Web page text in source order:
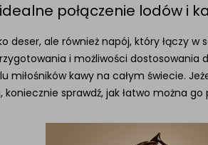
połączenie lodów i
ale również napój, który łączy w
i możliwości dostosowania
miłośników kawy na całym świecie.
koniecznie sprawdź, jak łatwo można